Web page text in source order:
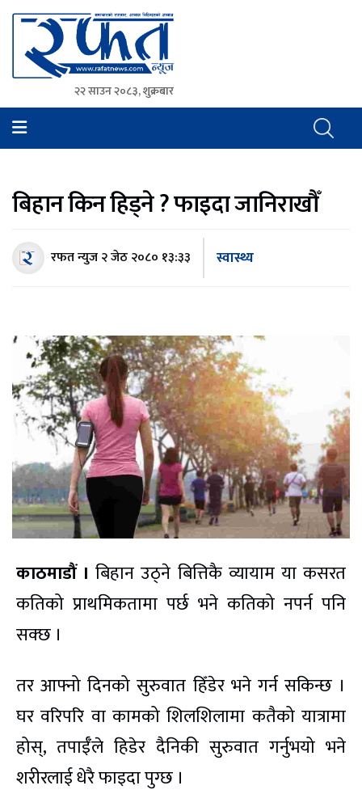
Rafat News
समाचारको रफ्तार, आवाज बिहिनहरुको आवाज
२२ साउन २०८३, शुक्रबार
बिहान किन हिड्ने ? फाइदा जानिराखौँ
रफत न्युज२ जेठ २०८० १३:३३ स्वास्थ्य
काठमाडौं । बिहान उठ्ने बित्तिकै व्यायाम या कसरत
कतिको प्राथमिकतामा पर्छ भने कतिको नपर्न पनि
सक्छ ।
तर आफ्नो दिनको सुरुवात हिँडेर भने गर्न सकिन्छ ।
घर वरिपरि वा कामको शिलशिलामा कतैको यात्रामा
होस्, तपाईँले हिडेर दैनिकी सुरुवात गर्नुभयो भने
शरीरलाई धेरै फाइदा पुग्छ ।